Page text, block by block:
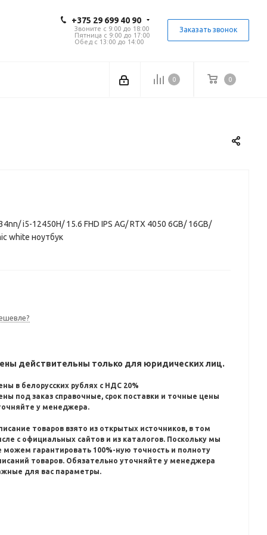
+375 29 699 40 90
Звоните с 9:00 до 18:00
Пятница с 9:00 до 17:00
Обед с 13:00 до 14:00
Заказать звонок
0 0
i5-12450H/ 15.6 FHD IPS AG/ RTX 4050 6GB/ 16GB/
white ноутбук
действительны только для юридических лиц.
в белорусских рублях с НДС 20%
под заказ справочные, срок поставки и точные цены
у менеджера.
товаров взято из открытых источников, в том
с официальных сайтов и из каталогов. Поскольку мы
можем гарантировать 100%-ную точность и полноту
товаров. Обязательно уточняйте у менеджера
для вас параметры.